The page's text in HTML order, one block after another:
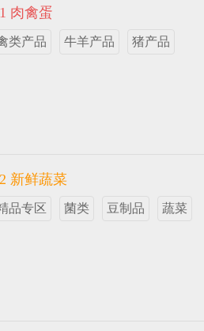
肉禽蛋
类产品 牛羊产品 猪产品
新鲜蔬菜
品专区 菌类 豆制品 蔬菜